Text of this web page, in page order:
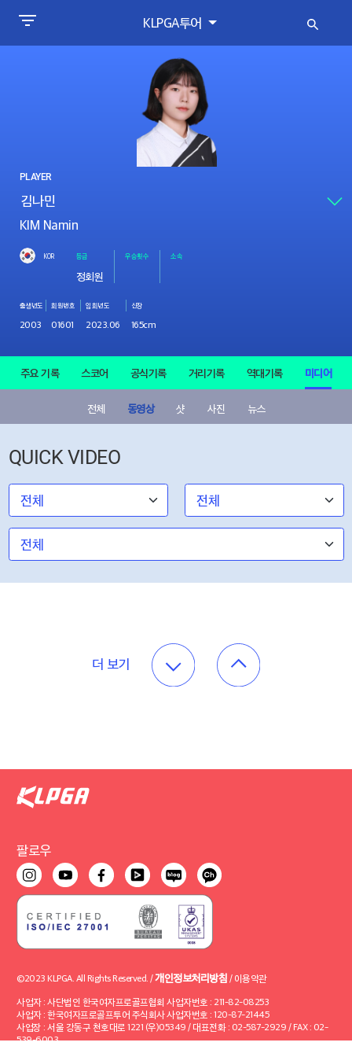
KLPGA투어
PLAYER
KIM Namin
KOR 등급
정회원
우승횟수 소속
출생년도
2003
회원번호
01601
입회년도
2023.06
신장
165cm
주요 기록 스코어 공식기록 거리기록 역대기록 미디어
전체 동영상 샷 사진 뉴스
QUICK VIDEO
더 보기
팔로우
©2023 KLPGA. All Rights Reserved. /개인정보처리방침 / 이용약관
사업자 : 사단법인 한국여자프로골프협회 사업자번호 : 211-82-08253
사업자 : 한국여자프로골프투어 주식회사 사업자번호 : 120-87-21445
사업장 : 서울 강동구 천호대로 1221 (우)05349 / 대표전화 : 02-587-2929 / FAX : 02-
539-6003